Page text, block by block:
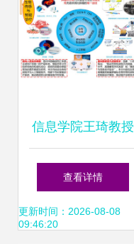
信息学院王琦教授
获批国家科技重大
专项 助力信息科技
查看详情
更新时间：2026-08-08
09:46:20